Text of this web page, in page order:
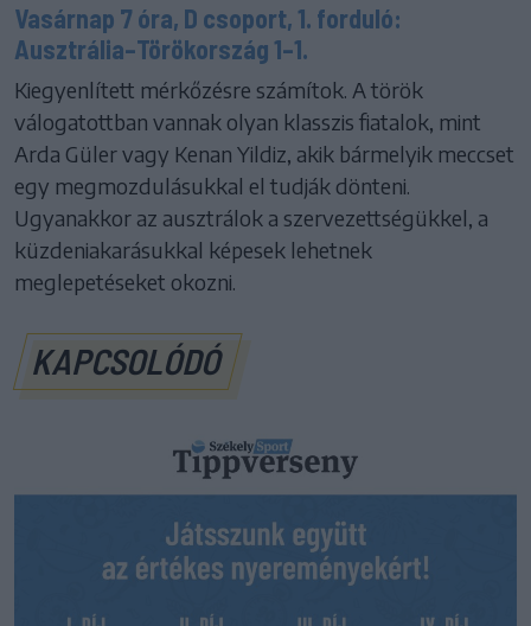
Vasárnap 7 óra, D csoport, 1. forduló:
Ausztrália–Törökország 1–1.
Kiegyenlített mérkőzésre számítok. A török
válogatottban vannak olyan klasszis fiatalok, mint
Arda Güler vagy Kenan Yildiz, akik bármelyik meccset
egy megmozdulásukkal el tudják dönteni.
Ugyanakkor az ausztrálok a szervezettségükkel, a
küzdeniakarásukkal képesek lehetnek
meglepetéseket okozni.
KAPCSOLÓDÓ